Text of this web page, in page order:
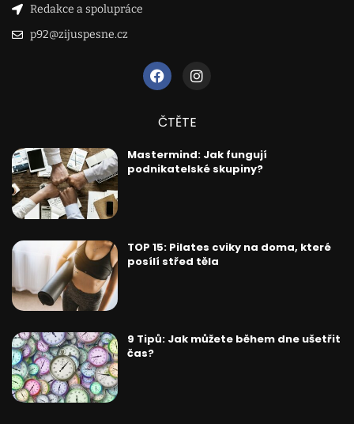
Redakce a spolupráce
p92@zijuspesne.cz
ČTĚTE
Mastermind: Jak fungují
podnikatelské skupiny?
TOP 15: Pilates cviky na doma, které
posílí střed těla
9 Tipů: Jak můžete během dne ušetřit
čas?